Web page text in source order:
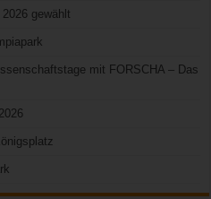
gewählt
mit FORSCHA – Das